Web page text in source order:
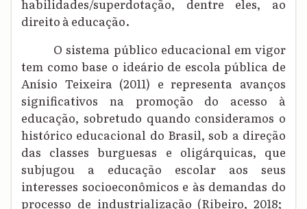
habilidades/superdotação, dentre eles, ao
direito à educação.
O sistema público educacional em vigor
tem como base o ideário de escola pública de
Anísio Teixeira (2011) erepresenta avanços
significativos na promoção do acesso à
educação, sobretudo quando consideramos o
histórico educacional do Brasil, sob a direção
das classes burguesas e oligárquicas, que
subjugou a educação escolar aos seus
interesses socioeconômicos e às demandas do
processo de industrialização (Ribeiro, 2018;